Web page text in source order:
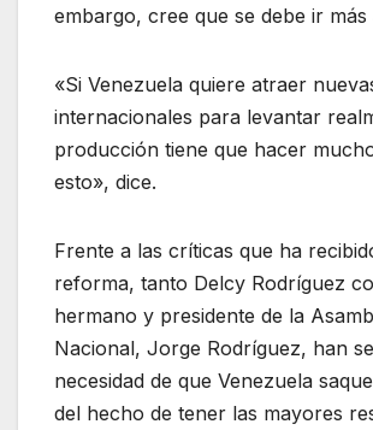
embargo, cree que se debe ir más
«Si Venezuela quiere atraer
internacionales para levantar
producción tiene que hacer
esto», dice.
Frente a las críticas que ha
reforma, tanto Delcy Rodríguez
hermano y presidente de la
Nacional, Jorge Rodríguez, han
necesidad de que Venezuela
del hecho de tener las mayores